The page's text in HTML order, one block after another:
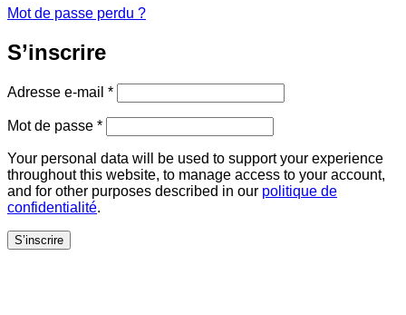
Mot de passe perdu ?
S’inscrire
Adresse e-mail *Obligatoire
Mot de passe *Obligatoire
Your personal data will be used to support your experience
throughout this website, to manage access to your account,
and for other purposes described in our politique de
confidentialité.
S’inscrire